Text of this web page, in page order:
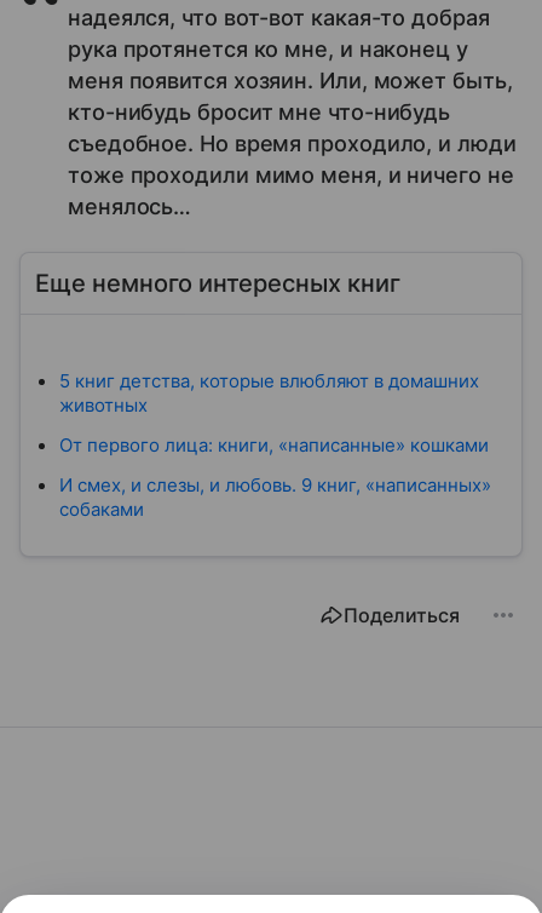
надеялся, что вот-вот какая-то добрая
рука протянется ко мне, и наконец у
меня появится хозяин. Или, может быть,
кто-нибудь бросит мне что-нибудь
съедобное. Но время проходило, и люди
тоже проходили мимо меня, и ничего не
менялось…
Еще немного интересных книг
5 книг детства, которые влюбляют в домашних
животных
От первого лица: книги, «написанные» кошками
И смех, и слезы, и любовь. 9 книг, «написанных»
собаками
Поделиться